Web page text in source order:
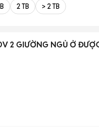
2 TB > 2 TB
2 GIƯỜNG NGỦ Ở